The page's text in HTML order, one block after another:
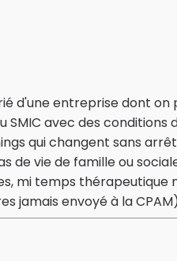
d'une entreprise dont
SMIC avec des
qui changent sans
de vie de famille ou
mi temps thérapeutique
jamais envoyé à la